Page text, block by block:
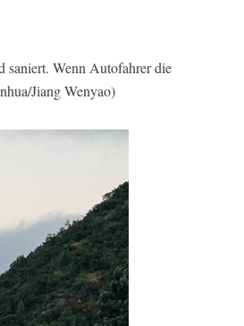
saniert. Wenn Autofahrer die
Jiang Wenyao)